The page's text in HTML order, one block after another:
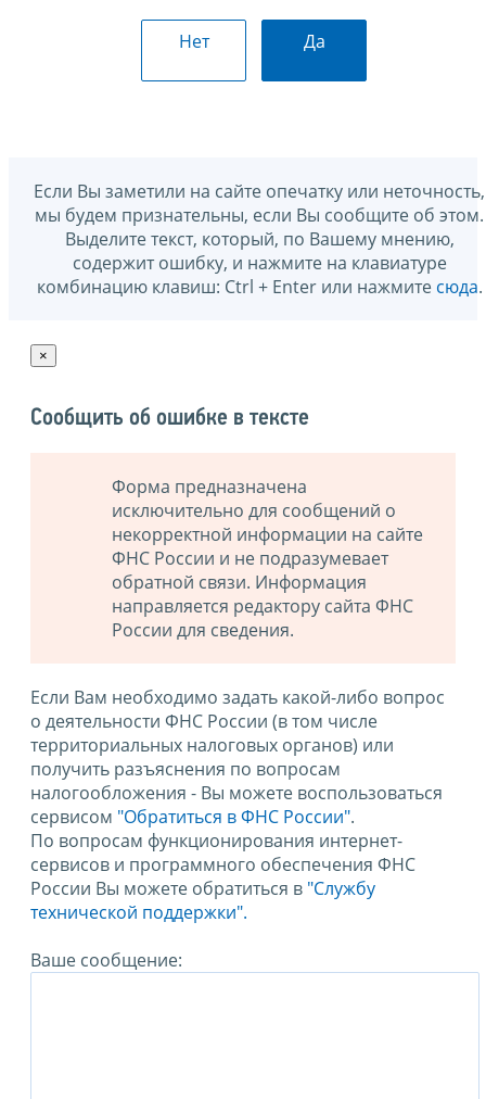
Нет Да
Если Вы заметили на сайте опечатку или неточность,
мы будем признательны, если Вы сообщите об этом.
Выделите текст, который, по Вашему мнению,
содержит ошибку, и нажмите на клавиатуре
комбинацию клавиш: Ctrl + Enter или нажмите сюда.
×
Сообщить об ошибке в тексте
Форма предназначена
исключительно для сообщений о
некорректной информации на сайте
ФНС России и не подразумевает
обратной связи. Информация
направляется редактору сайта ФНС
России для сведения.
Если Вам необходимо задать какой-либо вопрос
о деятельности ФНС России (в том числе
территориальных налоговых органов) или
получить разъяснения по вопросам
налогообложения - Вы можете воспользоваться
сервисом "Обратиться в ФНС России".
По вопросам функционирования интернет-
сервисов и программного обеспечения ФНС
России Вы можете обратиться в "Службу
технической поддержки".
Ваше сообщение: